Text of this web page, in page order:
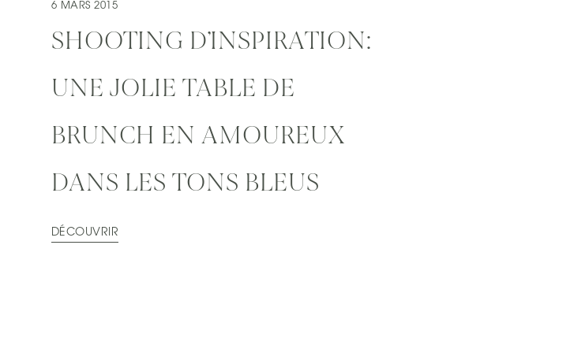
6 MARS 2015
SHOOTING D’INSPIRATION:
UNE JOLIE TABLE DE
BRUNCH EN AMOUREUX
DANS LES TONS BLEUS
DÉCOUVRIR